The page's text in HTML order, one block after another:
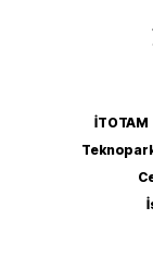
İTOTAM